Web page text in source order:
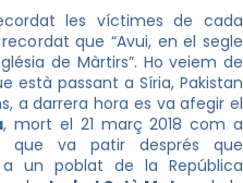
les víctimes de cada
que “Avui, en el segle
de Màrtirs”. Ho veiem de
passant a Síria, Pakistan
a darrera hora es va afegir el
, mort el 21 març 2018 com a
que va patir després que
un poblat de la República